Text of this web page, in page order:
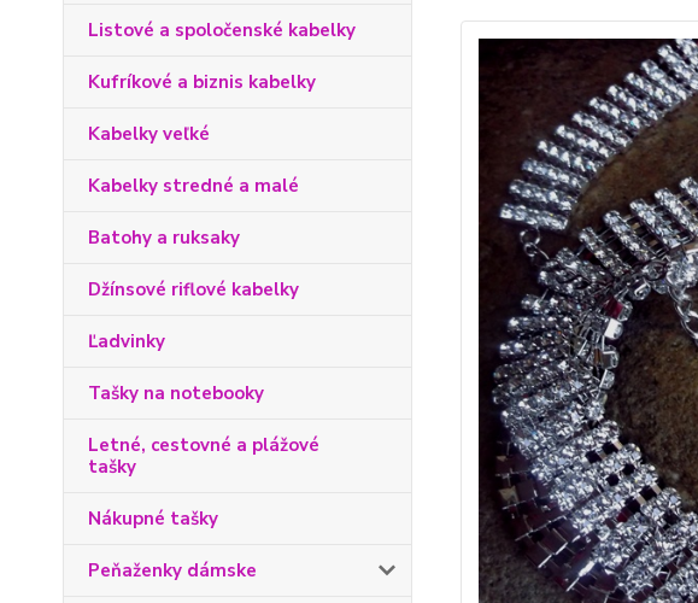
Listové a spoločenské kabelky
Kufríkové a biznis kabelky
Kabelky veľké
Kabelky stredné a malé
Batohy a ruksaky
Džínsové riflové kabelky
Ľadvinky
Tašky na notebooky
Letné, cestovné a plážové
tašky
Nákupné tašky
Peňaženky dámske